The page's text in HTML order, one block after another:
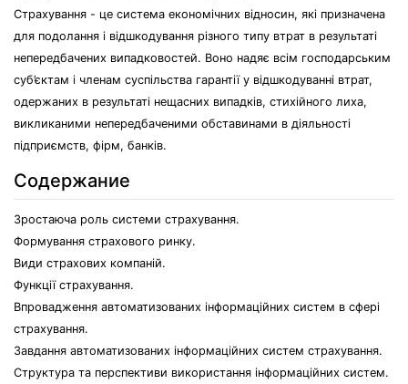
Страхування - це система економічних відносин, які призначена
для подолання і відшкодування різного типу втрат в результаті
непередбачених випадковостей. Воно надяє всім господарським
суб’єктам і членам суспільства гарантії у відшкодуванні втрат,
одержаних в результаті нещасних випадків, стихійного лиха,
викликаними непередбаченими обставинами в діяльності
підприємств, фірм, банків.
Содержание
Зростаюча роль системи страхування.
Формування страхового ринку.
Види страхових компаній.
Функції страхування.
Впровадження автоматизованих інформаційних систем в сфері
страхування.
Завдання автоматизованих інформаційних систем страхування.
Структура та перспективи використання інформаційних систем.